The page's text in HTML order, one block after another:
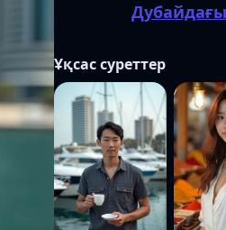
Ұқсас суреттер